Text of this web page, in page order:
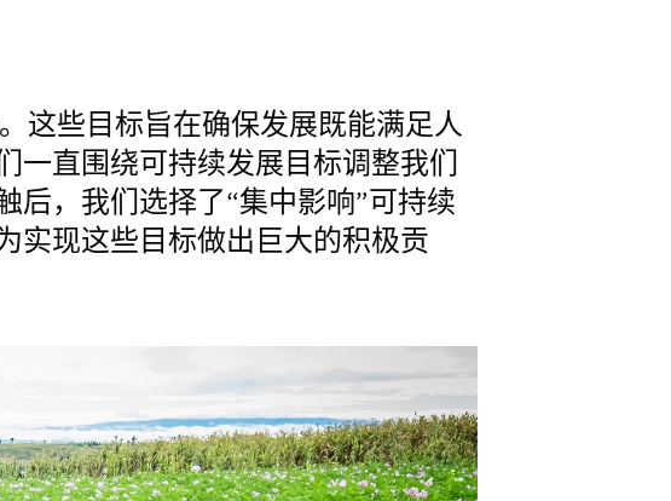
这些目标旨在确保发展既能满足人
直围绕可持续发展目标调整我们
后，我们选择了“集中影响”可持续
实现这些目标做出巨大的积极贡